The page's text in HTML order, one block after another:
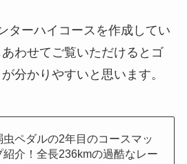
ターハイコースを作成してい
わせてご覧いただけるとゴ
分かりやすいと思います。
虫ペダルの2年目のコースマッ
紹介！全長236kmの過酷なレー